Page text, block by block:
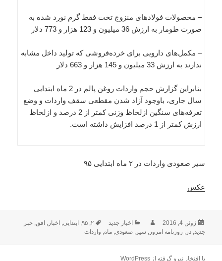
– محصولات فولادهای منزوج تخت فقط گرم نورد شده به
صورت طومار به ارزش 36 میلیون و 123 هزار و 773 دلار
– مکمل‌های دارویی برای خرده‌فروشی که تولید داخل مشابه
ندارند به ارزش 33 میلیون و 145 هزار و 663 دلار
بنابراین گزارش حجم واردات روغن پالم در 2 ماه ابتدایی
سال جاری، باوجود آزاد شدن مقطعی سقف واردات و وضع
تعرفه‌های سنگین ازلحاظ وزنی کمتر از 2 درصد و ازلحاظ
ارزش کمتر از 1 درصد افزایش داشته است.
سیر صعودی واردات در ۲ ماه ابتدایی ۹۵
عکس
ارسال
شده
ژوئن 4, 2016 نویسندهدسته‌ها
اخبار جدید برچسب‌ها
۲,۹۵, ابتدایی, اخبار, افق,خبر
جدید,در, روزنامه امروز, سیر,صعودی,ماه, واردات
با افتخار نیرو گرفته از WordPress